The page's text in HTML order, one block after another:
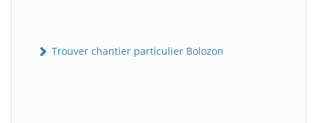
Trouver chantier particulier Bolozon